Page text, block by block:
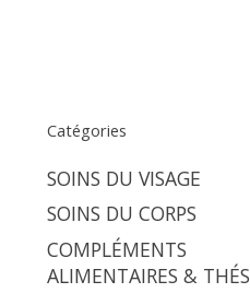
Catégories
SOINS DU VISAGE
SOINS DU CORPS
COMPLÉMENTS
ALIMENTAIRES & THÉS